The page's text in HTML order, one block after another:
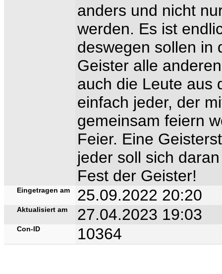
anders und nicht
werden. Es ist
deswegen sollen in
Geister alle
auch die Leute aus
einfach jeder, der
gemeinsam feiern
Feier. Eine
jeder soll sich
Fest der Geister!
Eingetragen am 25.09.2022 20:20
Aktualisiert am 27.04.2023 19:03
Con-ID 10364